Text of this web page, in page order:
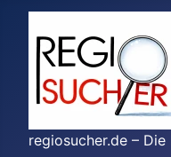
regiosucher.de –